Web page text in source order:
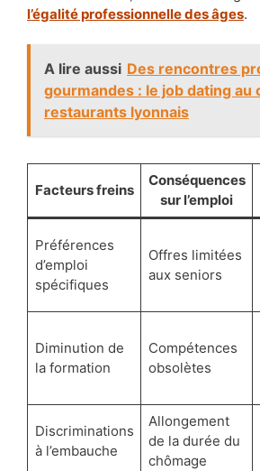
l’égalité professionnelle des âges.
A lire aussi Des rencontres
gourmandes : le job dating
restaurants lyonnais
Facteurs freins
Conséquences
sur l’emploi
Préférences
d’emploi
spécifiques
Offres limitées
aux seniors
Diminution de
la formation
Compétences
obsolètes
Discriminations
à l’embauche
Allongement
de la durée du
chômage